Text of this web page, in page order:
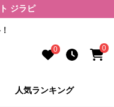
ジラピ
0 0
人気ランキング